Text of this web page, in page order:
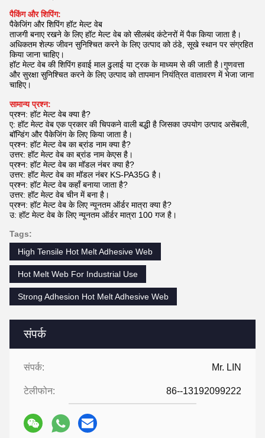
संपर्क
संपर्क: Mr. LIN
टेलीफोन: 86--13192099222
पैकिंग और शिपिंग:
पैकेजिंग और शिपिंग हॉट मेल्ट वेब
ताजगी बनाए रखने के लिए हॉट मेल्ट वेब को सीलबंद कंटेनरों में पैक किया जाता है।
अधिकतम शेल्फ जीवन सुनिश्चित करने के लिए उत्पाद को ठंडे, सूखे स्थान पर संग्रहित
किया जाना चाहिए।
हॉट मेल्ट वेब की शिपिंग हवाई माल ढुलाई या ट्रक के माध्यम से की जाती है।गुणवत्ता
और सुरक्षा सुनिश्चित करने के लिए उत्पाद को तापमान नियंत्रित वातावरण में भेजा जाना
चाहिए।
सामान्य प्रश्न:
प्रश्न: हॉट मेल्ट वेब क्या है?
ए: हॉट मेल्ट वेब एक प्रकार की चिपकने वाली बद्धी है जिसका उपयोग उत्पाद असेंबली,
बॉन्डिंग और पैकेजिंग के लिए किया जाता है।
प्रश्न: हॉट मेल्ट वेब का ब्रांड नाम क्या है?
उत्तर: हॉट मेल्ट वेब का ब्रांड नाम केएस है।
प्रश्न: हॉट मेल्ट वेब का मॉडल नंबर क्या है?
उत्तर: हॉट मेल्ट वेब का मॉडल नंबर KS-PA35G है।
प्रश्न: हॉट मेल्ट वेब कहाँ बनाया जाता है?
उत्तर: हॉट मेल्ट वेब चीन में बना है।
प्रश्न: हॉट मेल्ट वेब के लिए न्यूनतम ऑर्डर मात्रा क्या है?
उ: हॉट मेल्ट वेब के लिए न्यूनतम ऑर्डर मात्रा 100 गज है।
Tags:
High Tensile Hot Melt Adhesive Web
Hot Melt Web For Industrial Use
Strong Adhesion Hot Melt Adhesive Web